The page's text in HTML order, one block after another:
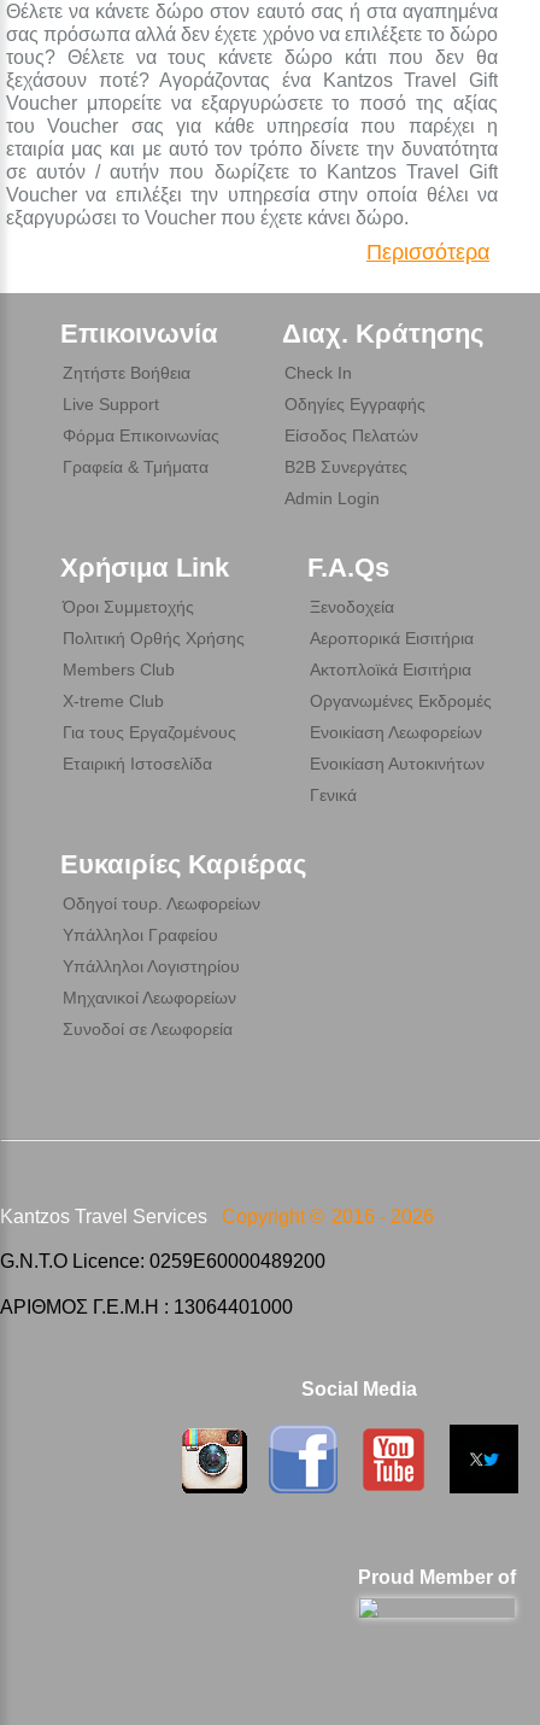
Θέλετε να κάνετε δώρο στον εαυτό σας ή στα αγαπημένα
σας πρόσωπα αλλά δεν έχετε χρόνο να επιλέξετε το δώρο
τους? Θέλετε να τους κάνετε δώρο κάτι που δεν θα
ξεχάσουν ποτέ? Αγοράζοντας ένα Kantzos Travel Gift
Voucher μπορείτε να εξαργυρώσετε το ποσό της αξίας
του Voucher σας για κάθε υπηρεσία που παρέχει η
εταιρία μας και με αυτό τον τρόπο δίνετε την δυνατότητα
σε αυτόν / αυτήν που δωρίζετε το Kantzos Travel Gift
Voucher να επιλέξει την υπηρεσία στην οποία θέλει να
εξαργυρώσει το Voucher που έχετε κάνει δώρο.
Περισσότερα
Επικοινωνία
Ζητήστε Βοήθεια
Live Support
Φόρμα Επικοινωνίας
Γραφεία & Τμήματα
Διαχ. Κράτησης
Check In
Οδηγίες Εγγραφής
Είσοδος Πελατών
B2B Συνεργάτες
Admin Login
Χρήσιμα Link
Όροι Συμμετοχής
Πολιτική Ορθής Χρήσης
Members Club
X-treme Club
Για τους Εργαζομένους
Εταιρική Ιστοσελίδα
F.A.Qs
Ξενοδοχεία
Αεροπορικά Εισιτήρια
Ακτοπλοϊκά Εισιτήρια
Οργανωμένες Εκδρομές
Ενοικίαση Λεωφορείων
Ενοικίαση Αυτοκινήτων
Γενικά
Ευκαιρίες Καριέρας
Οδηγοί τουρ. Λεωφορείων
Υπάλληλοι Γραφείου
Υπάλληλοι Λογιστηρίου
Μηχανικοί Λεωφορείων
Συνοδοί σε Λεωφορεία
Kantzos Travel Services Copyright © 2016 - 2026
G.N.T.O Licence: 0259E60000489200
ΑΡΙΘΜΟΣ Γ.Ε.Μ.Η : 13064401000
Social Media
Proud Member of